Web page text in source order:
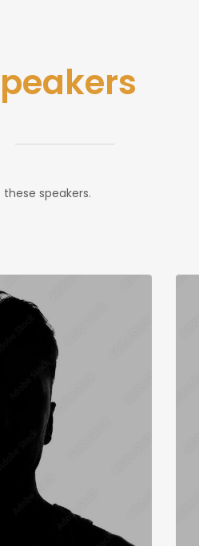
speakers.